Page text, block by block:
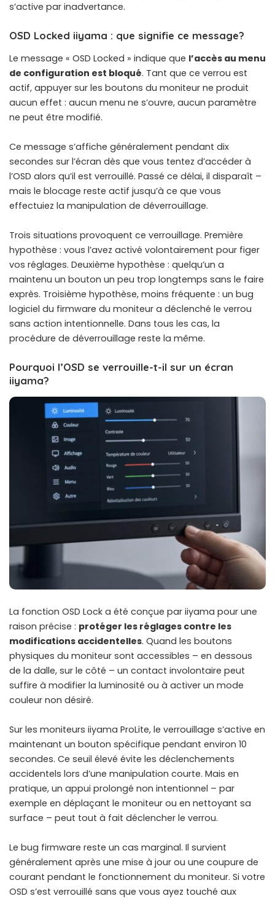
s’active par inadvertance.
OSD Locked iiyama : que signifie ce message?
Le message « OSD Locked » indique que l’accès au menu
de configuration est bloqué. Tant que ce verrou est
actif, appuyer sur les boutons du moniteur ne produit
aucun effet : aucun menu ne s’ouvre, aucun paramètre
ne peut être modifié.
Ce message s’affiche généralement pendant dix
secondes sur l’écran dès que vous tentez d’accéder à
l’OSD alors qu’il est verrouillé. Passé ce délai, il disparaît –
mais le blocage reste actif jusqu’à ce que vous
effectuiez la manipulation de déverrouillage.
Trois situations provoquent ce verrouillage. Première
hypothèse : vous l’avez activé volontairement pour figer
vos réglages. Deuxième hypothèse : quelqu’un a
maintenu un bouton un peu trop longtemps sans le faire
exprès. Troisième hypothèse, moins fréquente : un bug
logiciel du firmware du moniteur a déclenché le verrou
sans action intentionnelle. Dans tous les cas, la
procédure de déverrouillage reste la même.
Pourquoi l’OSD se verrouille-t-il sur un écran
iiyama?
La fonction OSD Lock a été conçue par iiyama pour une
raison précise : protéger les réglages contre les
modifications accidentelles. Quand les boutons
physiques du moniteur sont accessibles – en dessous
de la dalle, sur le côté – un contact involontaire peut
suffire à modifier la luminosité ou à activer un mode
couleur non désiré.
Sur les moniteurs iiyama ProLite, le verrouillage s’active en
maintenant un bouton spécifique pendant environ 10
secondes. Ce seuil élevé évite les déclenchements
accidentels lors d’une manipulation courte. Mais en
pratique, un appui prolongé non intentionnel – par
exemple en déplaçant le moniteur ou en nettoyant sa
surface – peut tout à fait déclencher le verrou.
Le bug firmware reste un cas marginal. Il survient
généralement après une mise à jour ou une coupure de
courant pendant le fonctionnement du moniteur. Si votre
OSD s’est verrouillé sans que vous ayez touché aux